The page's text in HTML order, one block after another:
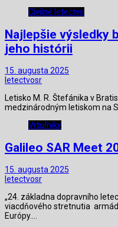
Civilné letectvo
Najlepšie výsledky
jeho histórii
15. augusta 2025
letectvosr
Letisko M. R. Štefánika v
medzinárodným letiskom na
Vrtuľníky
Galileo SAR Meet
15. augusta 2025
letectvosr
„24. základna dopravního
viacdňového stretnutia
Európy.…